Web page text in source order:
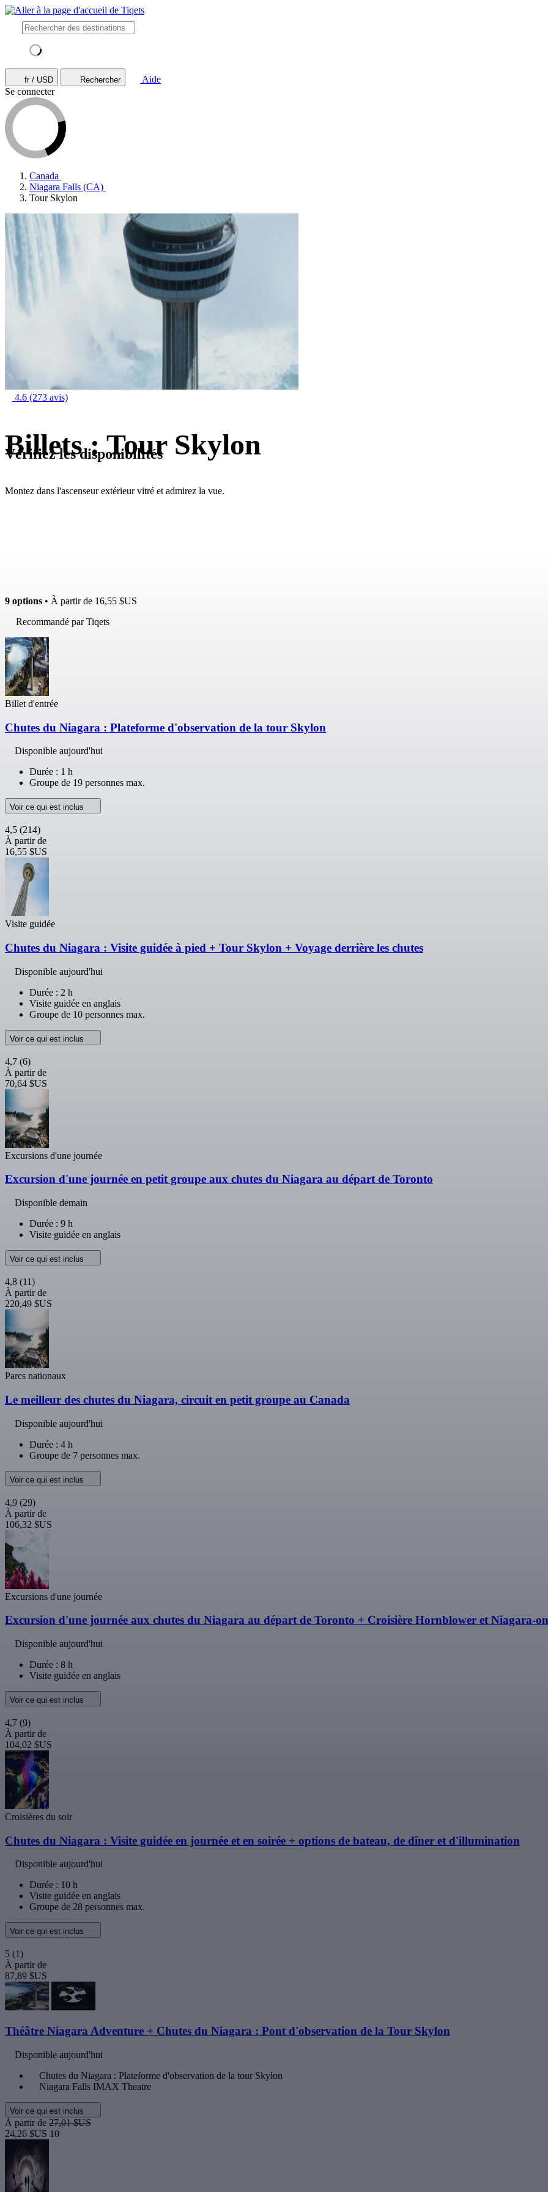
fr / USD Rechercher
Aide
Se connecter
Canada
Niagara Falls (CA)
Tour Skylon
4.6 (273 avis)
Billets : Tour Skylon
Montez dans l'ascenseur extérieur vitré et admirez la vue.
Vérifiez les disponibilités
9 options • À partir de 16,55 $US
Recommandé par Tiqets
Billet d'entrée
Chutes du Niagara : Plateforme d'observation de la tour Skylon
Disponible aujourd'hui
Durée : 1 h
Groupe de 19 personnes max.
Voir ce qui est inclus
4,5 (214)
À partir de
16,55 $US
Visite guidée
Chutes du Niagara : Visite guidée à pied + Tour Skylon + Voyage derrière les chutes
Disponible aujourd'hui
Durée : 2 h
Visite guidée en anglais
Groupe de 10 personnes max.
Voir ce qui est inclus
4,7 (6)
À partir de
70,64 $US
Excursions d'une journée
Excursion d'une journée en petit groupe aux chutes du Niagara au départ de Toronto
Disponible demain
Durée : 9 h
Visite guidée en anglais
Voir ce qui est inclus
4,8 (11)
À partir de
220,49 $US
Parcs nationaux
Le meilleur des chutes du Niagara, circuit en petit groupe au Canada
Disponible aujourd'hui
Durée : 4 h
Groupe de 7 personnes max.
Voir ce qui est inclus
4,9 (29)
À partir de
106,32 $US
Excursions d'une journée
Excursion d'une journée aux chutes du Niagara au départ de Toronto + Croisière Hornblower et Niagara-
Disponible aujourd'hui
Durée : 8 h
Visite guidée en anglais
Voir ce qui est inclus
4,7 (9)
À partir de
104,02 $US
Croisières du soir
Chutes du Niagara : Visite guidée en journée et en soirée + options de bateau, de dîner et d'illumination
Disponible aujourd'hui
Durée : 10 h
Visite guidée en anglais
Groupe de 28 personnes max.
Voir ce qui est inclus
5 (1)
À partir de
87,89 $US
Théâtre Niagara Adventure + Chutes du Niagara : Pont d'observation de la Tour Skylon
Disponible aujourd'hui
Chutes du Niagara : Plateforme d'observation de la tour Skylon
Niagara Falls IMAX Theatre
Voir ce qui est inclus
À partir de 27,01 $US
24,26 $US 10